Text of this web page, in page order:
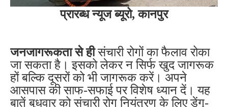
प्रारब्ध न्यूज ब्यूरो, कानपुर
जनजागरूकता से हीसंचारी रोगों का फैलाव रोका
जा सकता है। इसको लेकर न सिर्फ खुद जागरूक
हों बल्कि दूसरों को भी जागरूक करें। अपने
आसपास की साफ-सफाई पर विशेष ध्यान दें। यह
बातें बुधवार को संचारी रोग नियंत्रण के लिए डेंगू-